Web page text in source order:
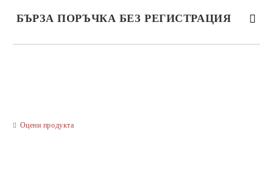
БЪРЗА ПОРЪЧКА БЕЗ РЕГИСТРАЦИЯ
Оцени продукта